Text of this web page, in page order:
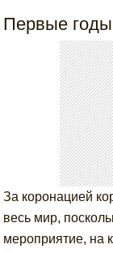
Первые
За коронацией
весь мир,
мероприятие, на